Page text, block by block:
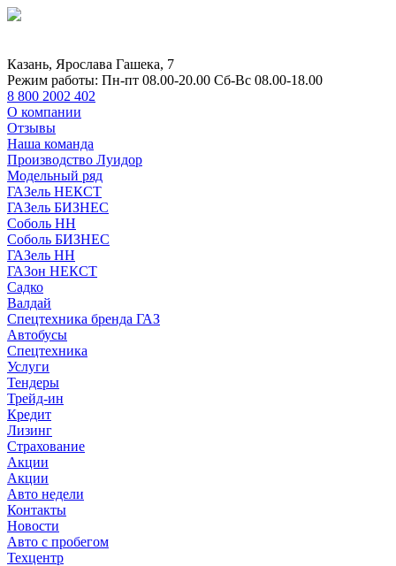
Казань, Ярослава Гашека, 7
Режим работы: Пн-пт 08.00-20.00 Сб-Вс 08.00-18.00
8 800 2002 402
О компании
Отзывы
Наша команда
Производство Луидор
Модельный ряд
ГАЗель НЕКСТ
ГАЗель БИЗНЕС
Соболь НН
Соболь БИЗНЕС
ГАЗель НН
ГАЗон НЕКСТ
Садко
Валдай
Спецтехника бренда ГАЗ
Автобусы
Спецтехника
Услуги
Тендеры
Трейд-ин
Кредит
Лизинг
Страхование
Акции
Акции
Авто недели
Контакты
Новости
Авто с пробегом
Техцентр